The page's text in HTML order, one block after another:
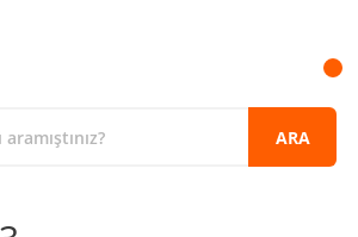
ARA